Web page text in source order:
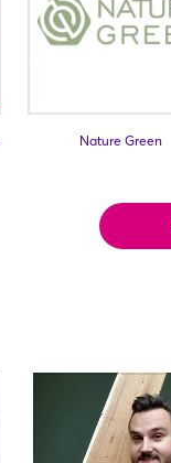
Nature Green